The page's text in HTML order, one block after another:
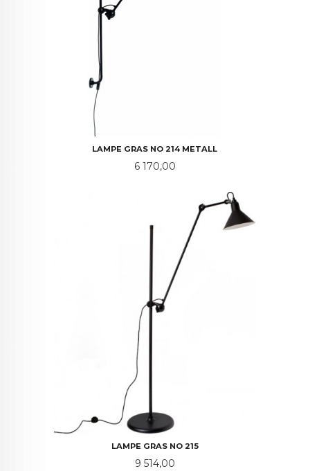
LAMPE GRAS NO 214 METALL
Pris
6 170,00
LAMPE GRAS NO 215
Pris
9 514,00